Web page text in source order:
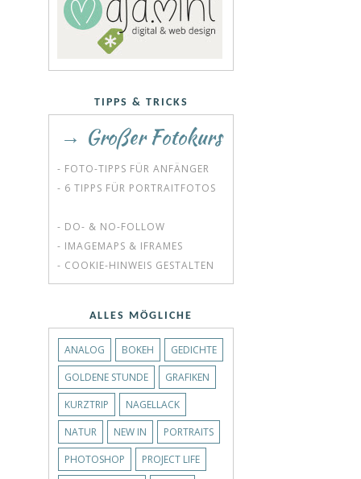
TIPPS & TRICKS
→ Großer Fotokurs
- FOTO-TIPPS FÜR ANFÄNGER
- 6 TIPPS FÜR PORTRAITFOTOS
- DO- & NO-FOLLOW
- IMAGEMAPS & IFRAMES
- COOKIE-HINWEIS GESTALTEN
ALLES MÖGLICHE
ANALOG BOKEH
GEDICHTE
GOLDENE STUNDE
GRAFIKEN
KURZTRIP
NAGELLACK
NATUR
NEW IN
PORTRAITS
PHOTOSHOP
PROJECT LIFE